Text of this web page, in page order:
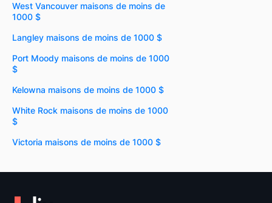
West Vancouver maisons de moins de
1000 $
Langley maisons de moins de 1000 $
Port Moody maisons de moins de 1000
$
Kelowna maisons de moins de 1000 $
White Rock maisons de moins de 1000
$
Victoria maisons de moins de 1000 $